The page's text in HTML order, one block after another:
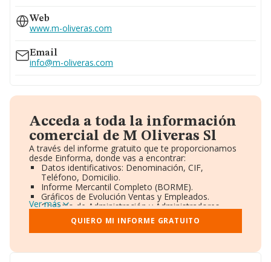
Web
www.m-oliveras.com
Email
info@m-oliveras.com
Acceda a toda la información
comercial de M Oliveras Sl
A través del informe gratuito que te proporcionamos
desde Einforma, donde vas a encontrar:
Datos identificativos: Denominación, CIF,
Teléfono, Domicilio.
Informe Mercantil Completo (BORME).
Gráficos de Evolución Ventas y Empleados.
Consejo de Administración y Administradores.
Directivos y Ejecutivos.
Accionistas.
Participaciones y Vinculaciones en otras empresas.
Información oficial y registral complementaria.
Ver más
QUIERO MI INFORME GRATUITO